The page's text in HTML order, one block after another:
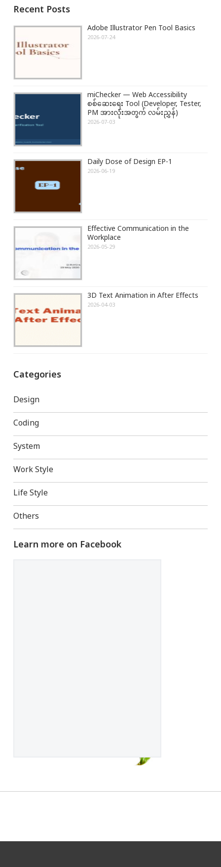
v
i
a
n
u
s
o
s
o
s
:
Recent Posts
Adobe Illustrator Pen Tool Basics
2026-07-24
miChecker — Web Accessibility
စစ်ဆေးရေး Tool (Developer, Tester,
PM အားလုံးအတွက် လမ်းညွှန်)
2026-07-03
Daily Dose of Design EP-1
2026-06-19
Effective Communication in the
Workplace
2026-05-29
3D Text Animation in After Effects
2026-04-03
Categories
Design
Coding
System
Work Style
Life Style
Others
Learn more on Facebook